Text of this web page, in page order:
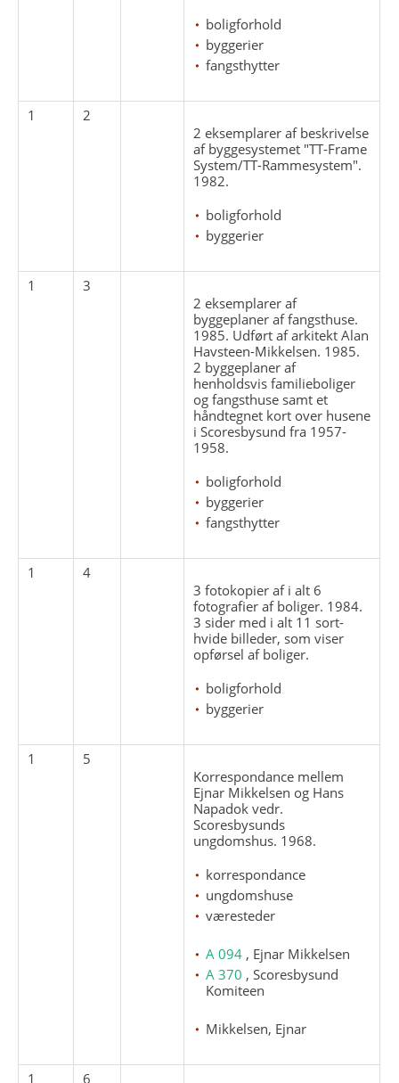
boligforhold
byggerier
fangsthytter
1
2
2 eksemplarer af beskrivelse
af byggesystemet "TT-Frame
System/TT-Rammesystem".
1982.
boligforhold
byggerier
1
3
2 eksemplarer af
byggeplaner af fangsthuse.
1985. Udført af arkitekt Alan
Havsteen-Mikkelsen. 1985.
2 byggeplaner af
henholdsvis familieboliger
og fangsthuse samt et
håndtegnet kort over husene
i Scoresbysund fra 1957-
1958.
boligforhold
byggerier
fangsthytter
1
4
3 fotokopier af i alt 6
fotografier af boliger. 1984.
3 sider med i alt 11 sort-
hvide billeder, som viser
opførsel af boliger.
boligforhold
byggerier
1
5
Korrespondance mellem
Ejnar Mikkelsen og Hans
Napadok vedr.
Scoresbysunds
ungdomshus. 1968.
korrespondance
ungdomshuse
væresteder
A 094 , Ejnar Mikkelsen
A 370 , Scoresbysund
Komiteen
Mikkelsen, Ejnar
1 6